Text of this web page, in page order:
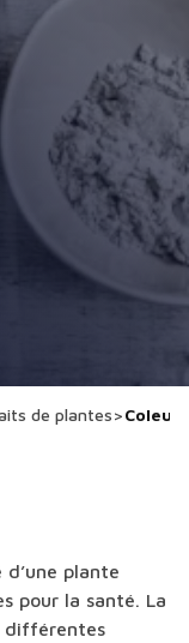
de plantes>Coleus
plante
pour la santé. La
différentes